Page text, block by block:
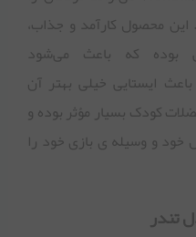
محصول کارآمد و جذاب،
بوده که باعث می‌شود
ایستایی خیلی بهتر آن
کودک بسیار مؤثر بوده و
خود و وسیله ی بازی خود را
تندر